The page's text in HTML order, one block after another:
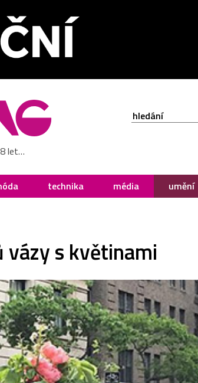
let…
technika média umění
s květinami